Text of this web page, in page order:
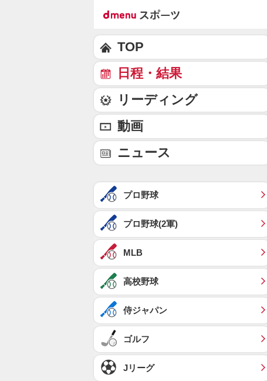
TOP
日程・結果
リーディング
動画
ニュース
プロ野球
プロ野球(2軍)
MLB
高校野球
侍ジャパン
ゴルフ
Jリーグ